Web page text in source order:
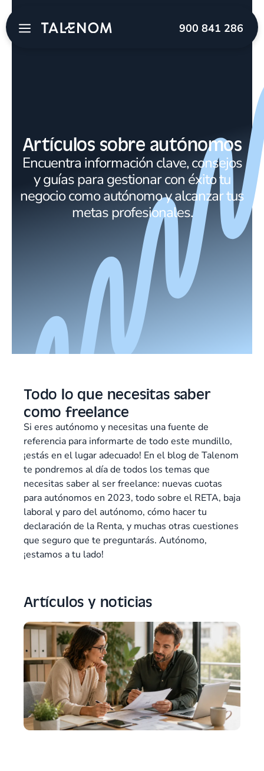
900 841 286
Artículos sobre autónomos
Encuentra información clave, consejos
y guías para gestionar con éxito tu
negocio como autónomo y alcanzar tus
metas profesionales.
Todo lo que necesitas saber
como freelance
Si eres autónomo y necesitas una fuente de
referencia para informarte de todo este mundillo,
¡estás en el lugar adecuado! En el blog de Talenom
te pondremos al día de todos los temas que
necesitas saber al ser freelance: nuevas cuotas
para autónomos en 2023, todo sobre el RETA, baja
laboral y paro del autónomo, cómo hacer tu
declaración de la Renta, y muchas otras cuestiones
que seguro que te preguntarás. Autónomo,
¡estamos a tu lado!
Artículos y noticias